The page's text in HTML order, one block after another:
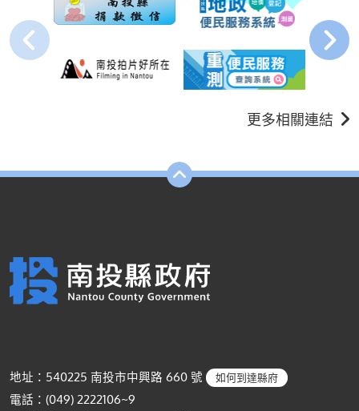
更多相關連結
地址：540225 南投市中興路 660 號 如何到達縣府
電話：(049) 2222106~9